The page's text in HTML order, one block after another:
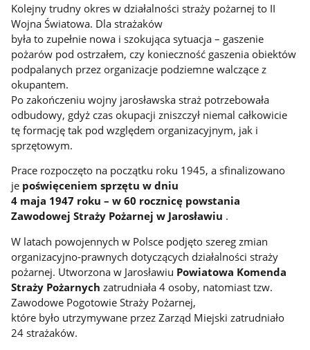
Kolejny trudny okres w działalności straży pożarnej to II
Wojna Światowa. Dla strażaków
była to zupełnie nowa i szokująca sytuacja – gaszenie
pożarów pod ostrzałem, czy konieczność gaszenia obiektów
podpalanych przez organizacje podziemne walczące z
okupantem.
Po zakończeniu wojny jarosławska straż potrzebowała
odbudowy, gdyż czas okupacji zniszczył niemal całkowicie
tę formację tak pod względem organizacyjnym, jak i
sprzętowym.
Prace rozpoczęto na początku roku 1945, a sfinalizowano
je poświęceniem sprzętu w dniu
4 maja 1947 roku – w 60 rocznicę powstania
Zawodowej Straży Pożarnej w Jarosławiu .
W latach powojennych w Polsce podjęto szereg zmian
organizacyjno-prawnych dotyczących działalności straży
pożarnej. Utworzona w Jarosławiu Powiatowa Komenda
Straży Pożarnychzatrudniała 4 osoby, natomiast tzw.
Zawodowe Pogotowie Straży Pożarnej,
które było utrzymywane przez Zarząd Miejski zatrudniało
24 strażaków.